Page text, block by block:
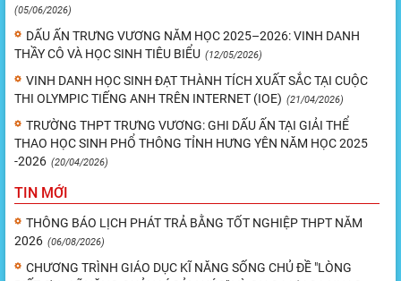
(05/06/2026)
DẤU ẤN TRƯNG VƯƠNG NĂM HỌC 2025–2026: VINH DANH
THẦY CÔ VÀ HỌC SINH TIÊU BIỂU (12/05/2026)
VINH DANH HỌC SINH ĐẠT THÀNH TÍCH XUẤT SẮC TẠI CUỘC
THI OLYMPIC TIẾNG ANH TRÊN INTERNET (IOE) (21/04/2026)
TRƯỜNG THPT TRƯNG VƯƠNG: GHI DẤU ẤN TẠI GIẢI THỂ
THAO HỌC SINH PHỔ THÔNG TỈNH HƯNG YÊN NĂM HỌC 2025
-2026 (20/04/2026)
TIN MỚI
THÔNG BÁO LỊCH PHÁT TRẢ BẰNG TỐT NGHIỆP THPT NĂM
2026 (06/08/2026)
CHƯƠNG TRÌNH GIÁO DỤC KĨ NĂNG SỐNG CHỦ ĐỀ "LÒNG